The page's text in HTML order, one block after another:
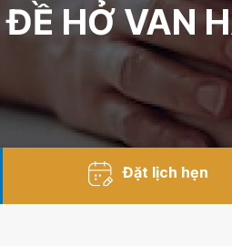
ĐỀ HỞ VAN
Đặt lịch hẹn